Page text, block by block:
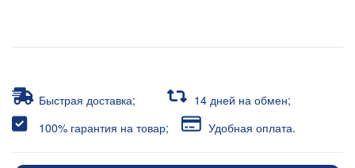
Быстрая доставка;
14 дней на обмен;
100% гарантия на товар;
Удобная оплата.